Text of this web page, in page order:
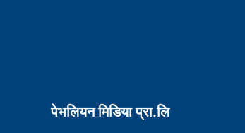
पेभलियन मिडिया प्रा.लि